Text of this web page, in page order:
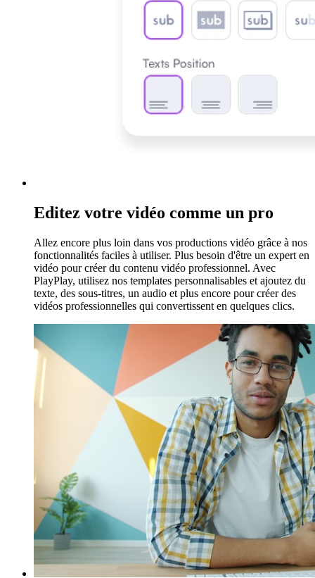
Editez votre vidéo comme un pro
Allez encore plus loin dans vos productions vidéo grâce à nos
fonctionnalités faciles à utiliser. Plus besoin d'être un expert en
vidéo pour créer du contenu vidéo professionnel. Avec
PlayPlay, utilisez nos templates personnalisables et ajoutez du
texte, des sous-titres, un audio et plus encore pour créer des
vidéos professionnelles qui convertissent en quelques clics.